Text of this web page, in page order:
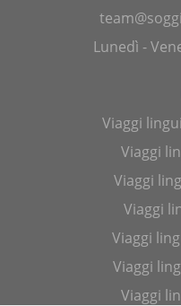
Lunedì -
Viaggi
Viaggi
Viaggi
Viaggi
Viaggi
Viaggi
Viaggi